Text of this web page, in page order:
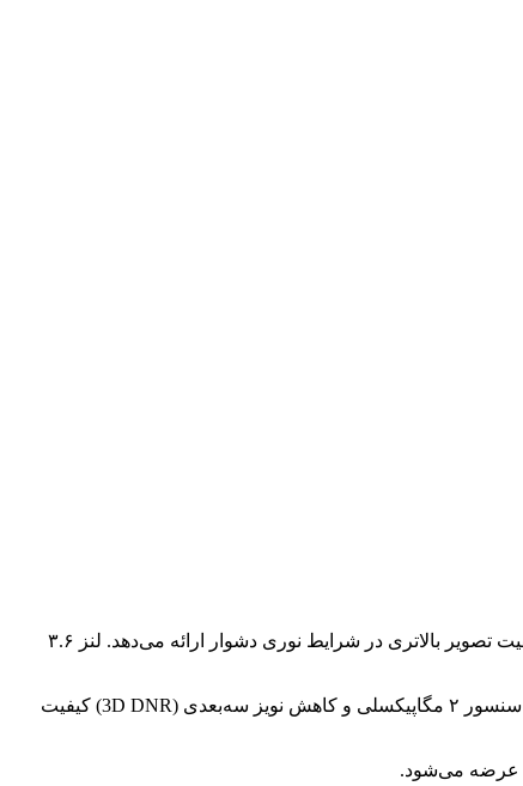
نسخه ارتقایافته دوربین دام ColorVu با سنسور بهبودیافته D3T است که کیفیت تصویر بالاتری در شرایط نوری دشوار ارائه می‌دهد. لنز ۳.۶
لنز F1.0 و فناوری WDR واقعی، این دوربین را قادر می‌سازد در نور نامتعادل (مانند کنار پنجره یا نورافکن) نیز تصویر متعادل و رنگی ثبت کند. سنسور ۲ مگاپیکسلی و کاهش نویز سه‌بعدی (3D DNR) کیفیت